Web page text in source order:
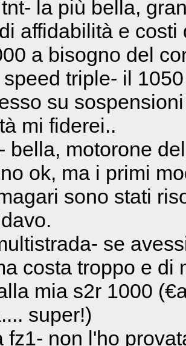
la più bella,
affidabilità e
a bisogno del
triple- il
su
mi fiderei..
bella, motorone
ok, ma i primi
sono stati
se
costa troppo e di
mia s2r 1000
super!)
fz1- non l'ho